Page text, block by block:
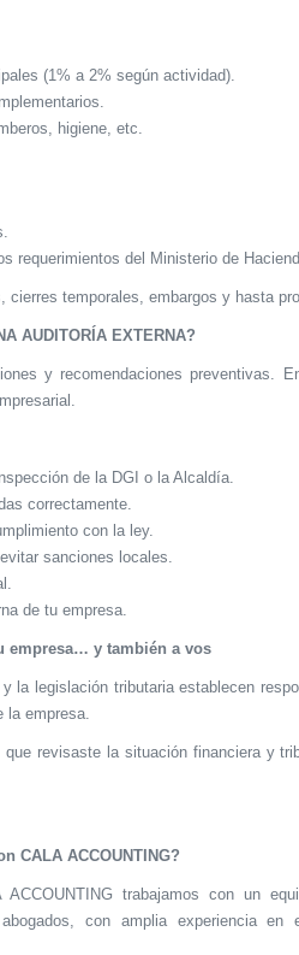
(1% a 2% según actividad).
higiene, etc.
requerimientos del Ministerio de
temporales, embargos y hasta
AUDITORÍA EXTERNA?
y recomendaciones preventivas.
de la DGI o la Alcaldía.
correctamente.
con la ley.
sanciones locales.
de tu empresa.
empresa… y también a vos
la legislación tributaria establecen
la empresa.
revisaste la situación financiera y
CALA ACCOUNTING?
trabajamos con un
con amplia experiencia en